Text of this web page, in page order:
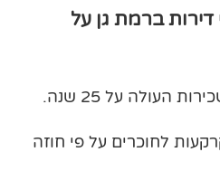
ברמת גן על
העולה על 25 שנה.
לחוכרים על פי חוזה